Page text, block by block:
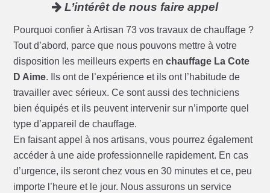
L’intérêt de nous faire appel
Pourquoi confier à Artisan 73 vos travaux de chauffage ?
Tout d’abord, parce que nous pouvons mettre à votre
disposition les meilleurs experts enchauffage La Cote
D Aime. Ils ont de l’expérience et ils ont l’habitude de
travailler avec sérieux. Ce sont aussi des techniciens
bien équipés et ils peuvent intervenir sur n’importe quel
type d’appareil de chauffage.
En faisant appel à nos artisans, vous pourrez également
accéder à une aide professionnelle rapidement. En cas
d’urgence, ils seront chez vous en 30 minutes et ce, peu
importe l’heure et le jour. Nous assurons un service